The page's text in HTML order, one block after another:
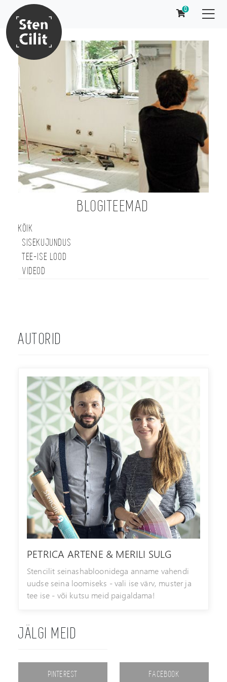
0
BLOGITEEMAD
KÕIK
SISEKUJUNDUS
TEE-ISE LOOD
VIDEOD
AUTORID
PETRICA ARTENE & MERILI SULG
Stencilit seinashabloonidega anname vahendi
uudse seina loomiseks - vali ise värv, muster ja
tee ise - või kutsu meid paigaldama!
JÄLGI MEID
PINTEREST FACEBOOK